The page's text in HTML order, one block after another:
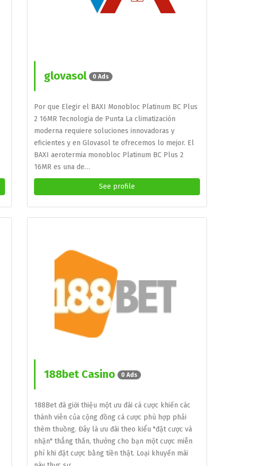
glovasol 0 Ads
Por que Elegir el BAXI Monobloc Platinum BC Plus
2 16MR Tecnologia de Punta La climatización
moderna requiere soluciones innovadoras y
eficientes y en Glovasol te ofrecemos lo mejor. El
BAXI aerotermia monobloc Platinum BC Plus 2
16MR es una de…
See profile
188bet Casino 0 Ads
188Bet đã giới thiệu một ưu đãi cá cược khiến các
thành viên của cộng đồng cá cược phù hợp phải
thèm thuồng. Đây là ưu đãi theo kiểu "đặt cược và
nhận" thẳng thắn, thưởng cho bạn một cược miễn
phí khi đặt cược bằng tiền thật. Loại khuyến mãi